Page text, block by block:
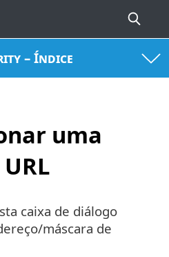
– Índice
uma
caixa de diálogo
máscara de